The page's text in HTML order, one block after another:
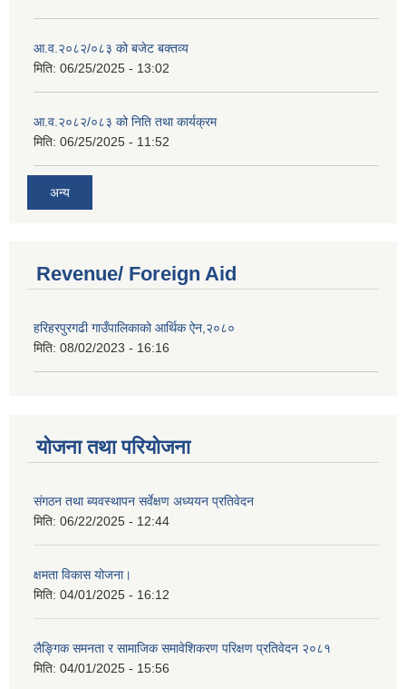
आ.व.२०८२/०८३ को बजेट बक्तव्य
मिति: 06/25/2025 - 13:02
आ.व.२०८२/०८३ को निति तथा कार्यक्रम
मिति: 06/25/2025 - 11:52
अन्य
Revenue/ Foreign Aid
हरिहरपुरगढी गाउँपालिकाको आर्थिक ऐन,२०८०
मिति: 08/02/2023 - 16:16
योजना तथा परियोजना
संगठन तथा ब्यवस्थापन सर्वेक्षण अध्ययन प्रतिवेदन
मिति: 06/22/2025 - 12:44
क्षमता विकास योजना।
मिति: 04/01/2025 - 16:12
लैङ्गिक समनता र सामाजिक समावेशिकरण परिक्षण प्रतिवेदन २०८१
मिति: 04/01/2025 - 15:56